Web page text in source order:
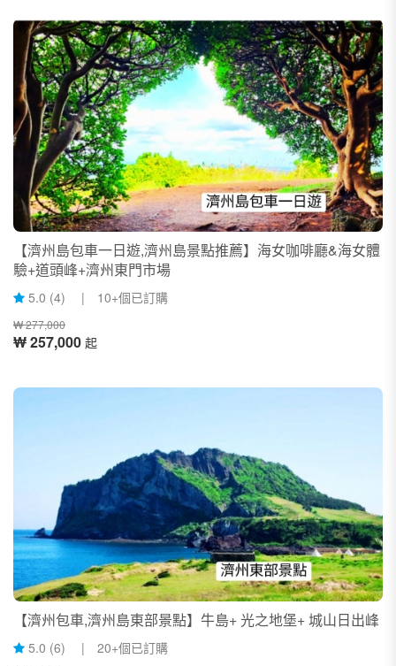
【濟州島包車一日遊,濟州島景點推薦】海女咖啡廳&海女體
驗+道頭峰+濟州東門市場
5.0 (4) | 10+個已訂購
₩ 277,000
₩ 257,000 起
【濟州包車,濟州島東部景點】牛島+ 光之地堡+ 城山日出峰
5.0 (6) | 20+個已訂購